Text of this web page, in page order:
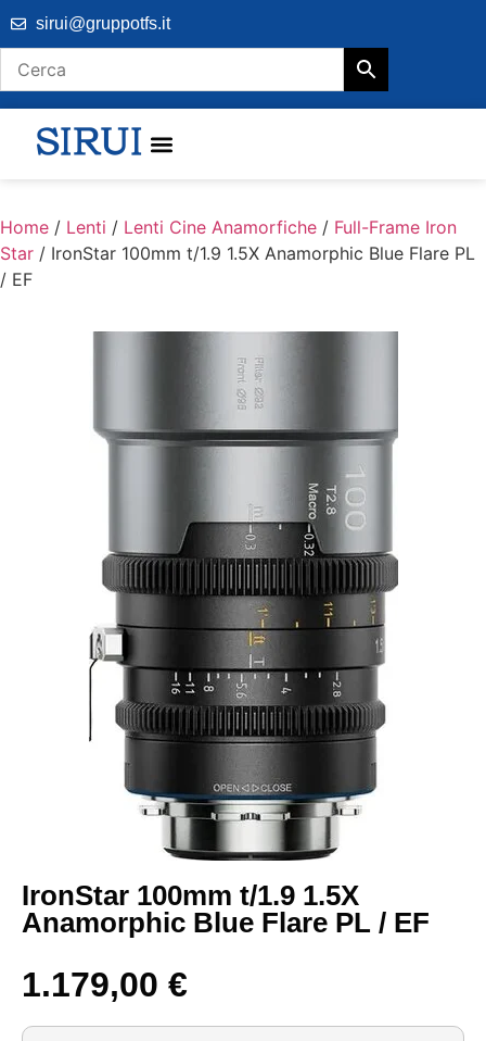
sirui@gruppotfs.it
Home / Lenti / Lenti Cine Anamorfiche / Full-Frame Iron
Star / IronStar 100mm t/1.9 1.5X Anamorphic Blue Flare PL
/ EF
IronStar 100mm t/1.9 1.5X
Anamorphic Blue Flare PL / EF
1.179,00 €